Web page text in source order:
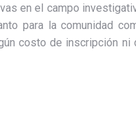
en el campo
para la comunidad
costo de inscripción ni